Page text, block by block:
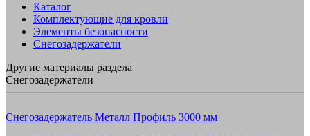
Каталог
Комплектующие для кровли
Элементы безопасности
Снегозадержатели
Другие материалы раздела
Снегозадержатели
Снегозадержатель Металл Профиль 3000 мм